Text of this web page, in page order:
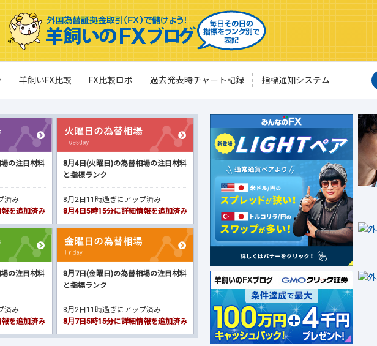
羊飼いFX比較 FX比較ロボ 過去発表時チャート記録 指標通知システム
の注目材料
済み
を追加済み
8月4日(火曜日)の為替相場の注目材料
と指標ランク
8月2日11時過ぎにアップ済み
8月4日5時15分に詳細情報を追加済み
の注目材料
済み
を追加済み
8月7日(金曜日)の為替相場の注目材料
と指標ランク
8月2日11時過ぎにアップ済み
8月7日5時15分に詳細情報を追加済み